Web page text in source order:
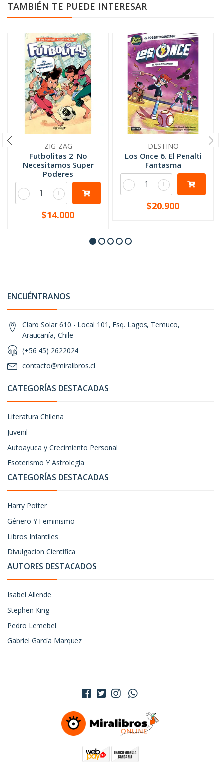
TAMBIÉN TE PUEDE INTERESAR
ZIG-ZAG
Futbolitas 2: No
Necesitamos Super
Poderes
+
-
$14.000
DESTINO
Los Once 6. El Penalti
Fantasma
+
-
$20.900
ENCUÉNTRANOS
Claro Solar 610 - Local 101, Esq. Lagos, Temuco,
Araucanía, Chile
(+56 45) 2622024
contacto@miralibros.cl
CATEGORÍAS DESTACADAS
Literatura Chilena
Juvenil
Autoayuda y Crecimiento Personal
Esoterismo Y Astrologia
CATEGORÍAS DESTACADAS
Harry Potter
Género Y Feminismo
Libros Infantiles
Divulgacion Cientifica
AUTORES DESTACADOS
Isabel Allende
Stephen King
Pedro Lemebel
Gabriel García Marquez